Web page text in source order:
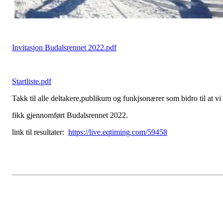
Invitasjon Budalsrennet 2022.pdf
Startliste.pdf
Takk til alle deltakere,publikum og funkjsonærer som bidro til at vi
fikk gjennomført Budalsrennet 2022.
link til resultater: https://live.eqtiming.com/59458